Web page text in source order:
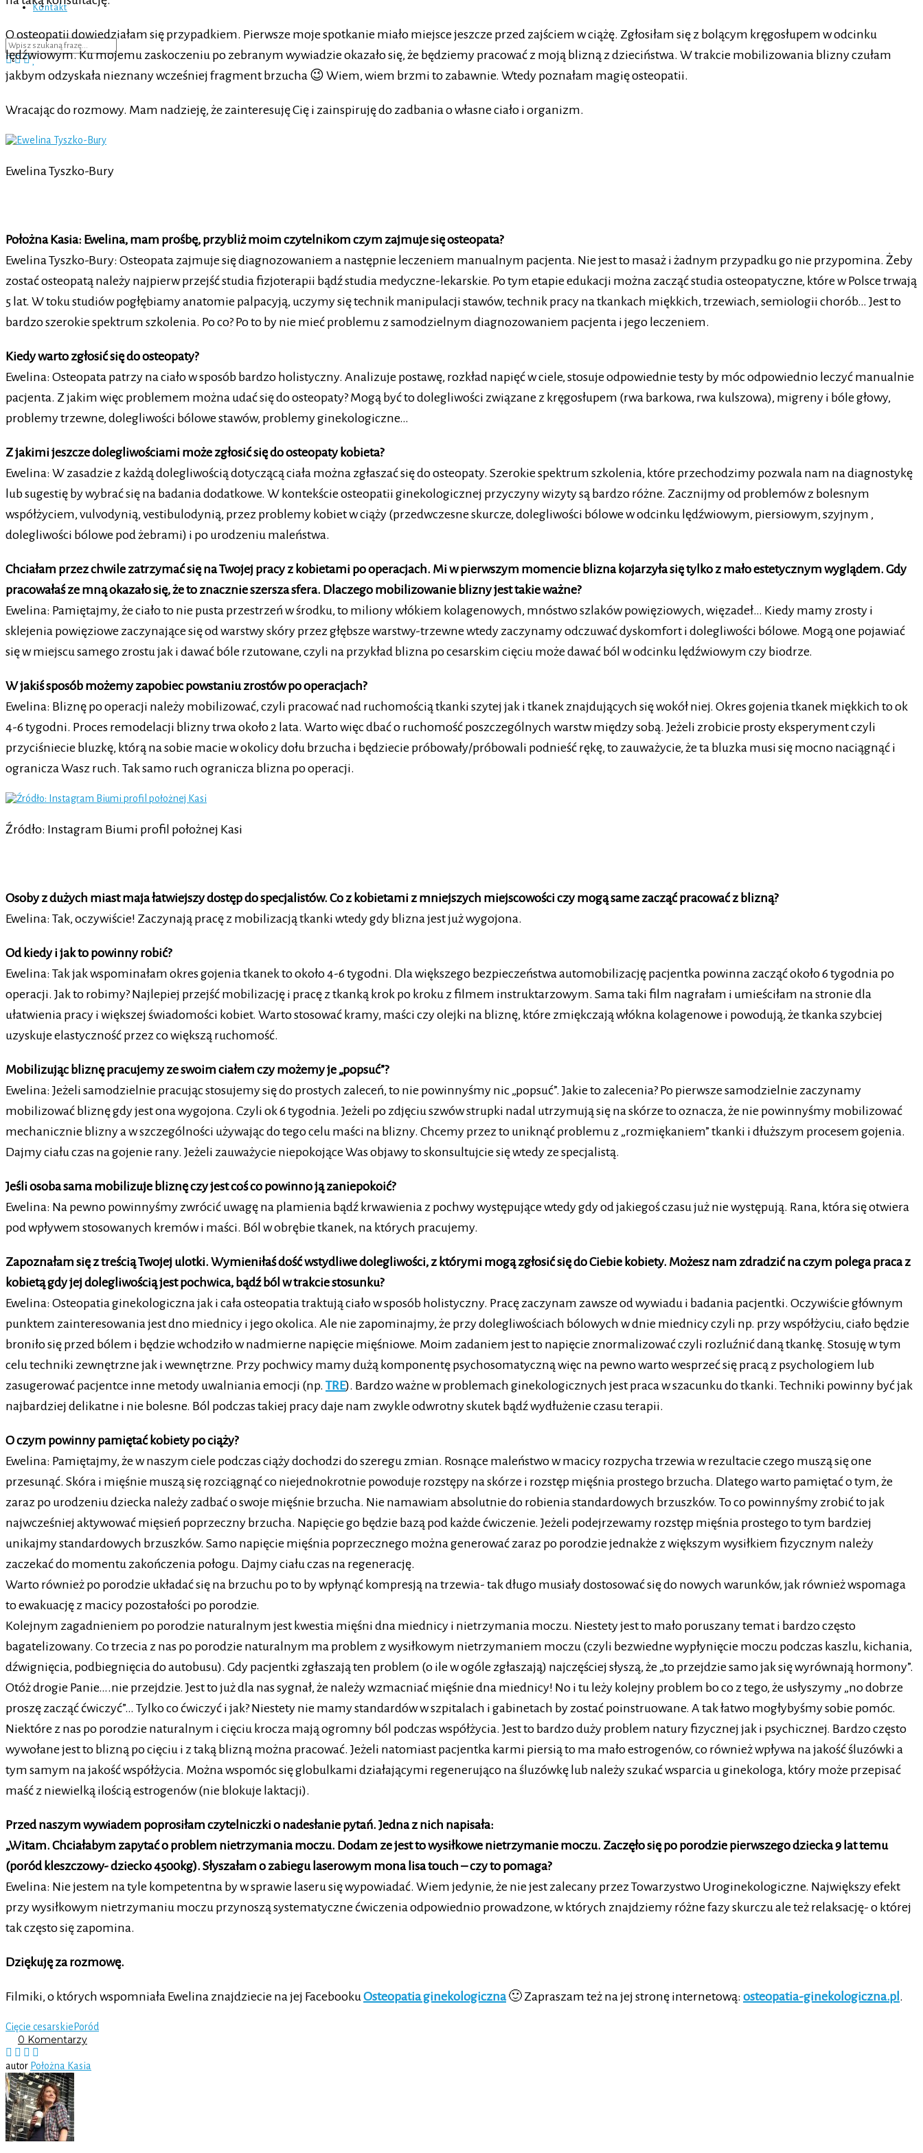
Kontakt
O osteopatii dowiedziałam się przypadkiem. Pierwsze moje spotkanie miało miejsce jeszcze przed zajściem w ciążę. Zgłosiłam się z bolącym kręgosłupem w odcinku
lędźwiowym. Ku mojemu zaskoczeniu po zebranym wywiadzie okazało się, że będziemy pracować z moją blizną z dzieciństwa. W trakcie mobilizowania blizny czułam
jakbym odzyskała nieznany wcześniej fragment brzucha 😉 Wiem, wiem brzmi to zabawnie. Wtedy poznałam magię osteopatii.
Wracając do rozmowy. Mam nadzieję, że zainteresuję Cię i zainspiruję do zadbania o własne ciało i organizm.
Ewelina Tyszko-Bury
Położna Kasia: Ewelina, mam prośbę, przybliż moim czytelnikom czym zajmuje się osteopata?
Ewelina Tyszko-Bury: Osteopata zajmuje się diagnozowaniem a następnie leczeniem manualnym pacjenta. Nie jest to masaż i żadnym przypadku go nie przypomina. Żeby
zostać osteopatą należy najpierw przejść studia fizjoterapii bądź studia medyczne-lekarskie. Po tym etapie edukacji można zacząć studia osteopatyczne, które w Polsce trwają
5 lat. W toku studiów pogłębiamy anatomie palpacyją, uczymy się technik manipulacji stawów, technik pracy na tkankach miękkich, trzewiach, semiologii chorób… Jest to
bardzo szerokie spektrum szkolenia. Po co? Po to by nie mieć problemu z samodzielnym diagnozowaniem pacjenta i jego leczeniem.
Kiedy warto zgłosić się do osteopaty?
Ewelina: Osteopata patrzy na ciało w sposób bardzo holistyczny. Analizuje postawę, rozkład napięć w ciele, stosuje odpowiednie testy by móc odpowiednio leczyć manualnie
pacjenta. Z jakim więc problemem można udać się do osteopaty? Mogą być to dolegliwości związane z kręgosłupem (rwa barkowa, rwa kulszowa), migreny i bóle głowy,
problemy trzewne, dolegliwości bólowe stawów, problemy ginekologiczne…
Z jakimi jeszcze dolegliwościami może zgłosić się do osteopaty kobieta?
Ewelina: W zasadzie z każdą dolegliwością dotyczącą ciała można zgłaszać się do osteopaty. Szerokie spektrum szkolenia, które przechodzimy pozwala nam na diagnostykę
lub sugestię by wybrać się na badania dodatkowe. W kontekście osteopatii ginekologicznej przyczyny wizyty są bardzo różne. Zacznijmy od problemów z bolesnym
współżyciem, vulvodynią, vestibulodynią, przez problemy kobiet w ciąży (przedwczesne skurcze, dolegliwości bólowe w odcinku lędźwiowym, piersiowym, szyjnym ,
dolegliwości bólowe pod żebrami) i po urodzeniu maleństwa.
Chciałam przez chwile zatrzymać się na Twojej pracy z kobietami po operacjach. Mi w pierwszym momencie blizna kojarzyła się tylko z mało estetycznym wyglądem. Gdy
pracowałaś ze mną okazało się, że to znacznie szersza sfera. Dlaczego mobilizowanie blizny jest takie ważne?
Ewelina: Pamiętajmy, że ciało to nie pusta przestrzeń w środku, to miliony włókiem kolagenowych, mnóstwo szlaków powięziowych, więzadeł… Kiedy mamy zrosty i
sklejenia powięziowe zaczynające się od warstwy skóry przez głębsze warstwy-trzewne wtedy zaczynamy odczuwać dyskomfort i dolegliwości bólowe. Mogą one pojawiać
się w miejscu samego zrostu jak i dawać bóle rzutowane, czyli na przykład blizna po cesarskim cięciu może dawać ból w odcinku lędźwiowym czy biodrze.
W jakiś sposób możemy zapobiec powstaniu zrostów po operacjach?
Ewelina: Bliznę po operacji należy mobilizować, czyli pracować nad ruchomością tkanki szytej jak i tkanek znajdujących się wokół niej. Okres gojenia tkanek miękkich to ok
4-6 tygodni. Proces remodelacji blizny trwa około 2 lata. Warto więc dbać o ruchomość poszczególnych warstw między sobą. Jeżeli zrobicie prosty eksperyment czyli
przyciśniecie bluzkę, którą na sobie macie w okolicy dołu brzucha i będziecie próbowały/próbowali podnieść rękę, to zauważycie, że ta bluzka musi się mocno naciągnąć i
ogranicza Wasz ruch. Tak samo ruch ogranicza blizna po operacji.
Źródło: Instagram Biumi profil położnej Kasi
Osoby z dużych miast maja łatwiejszy dostęp do specjalistów. Co z kobietami z mniejszych miejscowości czy mogą same zacząć pracować z blizną?
Ewelina: Tak, oczywiście! Zaczynają pracę z mobilizacją tkanki wtedy gdy blizna jest już wygojona.
Od kiedy i jak to powinny robić?
Ewelina: Tak jak wspominałam okres gojenia tkanek to około 4-6 tygodni. Dla większego bezpieczeństwa automobilizację pacjentka powinna zacząć około 6 tygodnia po
operacji. Jak to robimy? Najlepiej przejść mobilizację i pracę z tkanką krok po kroku z filmem instruktarzowym. Sama taki film nagrałam i umieściłam na stronie dla
ułatwienia pracy i większej świadomości kobiet. Warto stosować kramy, maści czy olejki na bliznę, które zmiękczają włókna kolagenowe i powodują, że tkanka szybciej
uzyskuje elastyczność przez co większą ruchomość.
Mobilizując bliznę pracujemy ze swoim ciałem czy możemy je „popsuć”?
Ewelina: Jeżeli samodzielnie pracując stosujemy się do prostych zaleceń, to nie powinnyśmy nic „popsuć”. Jakie to zalecenia? Po pierwsze samodzielnie zaczynamy
mobilizować bliznę gdy jest ona wygojona. Czyli ok 6 tygodnia. Jeżeli po zdjęciu szwów strupki nadal utrzymują się na skórze to oznacza, że nie powinnyśmy mobilizować
mechanicznie blizny a w szczególności używając do tego celu maści na blizny. Chcemy przez to uniknąć problemu z „rozmiękaniem” tkanki i dłuższym procesem gojenia.
Dajmy ciału czas na gojenie rany. Jeżeli zauważycie niepokojące Was objawy to skonsultujcie się wtedy ze specjalistą.
Jeśli osoba sama mobilizuje bliznę czy jest coś co powinno ją zaniepokoić?
Ewelina: Na pewno powinnyśmy zwrócić uwagę na plamienia bądź krwawienia z pochwy występujące wtedy gdy od jakiegoś czasu już nie występują. Rana, która się otwiera
pod wpływem stosowanych kremów i maści. Ból w obrębie tkanek, na których pracujemy.
Zapoznałam się z treścią Twojej ulotki. Wymieniłaś dość wstydliwe dolegliwości, z którymi mogą zgłosić się do Ciebie kobiety. Możesz nam zdradzić na czym polega praca z
kobietą gdy jej dolegliwością jest pochwica, bądź ból w trakcie stosunku?
Ewelina: Osteopatia ginekologiczna jak i cała osteopatia traktują ciało w sposób holistyczny. Pracę zaczynam zawsze od wywiadu i badania pacjentki. Oczywiście głównym
punktem zainteresowania jest dno miednicy i jego okolica. Ale nie zapominajmy, że przy dolegliwościach bólowych w dnie miednicy czyli np. przy współżyciu, ciało będzie
broniło się przed bólem i będzie wchodziło w nadmierne napięcie mięśniowe. Moim zadaniem jest to napięcie znormalizować czyli rozluźnić daną tkankę. Stosuję w tym
celu techniki zewnętrzne jak i wewnętrzne. Przy pochwicy mamy dużą komponentę psychosomatyczną więc na pewno warto wesprzeć się pracą z psychologiem lub
zasugerować pacjentce inne metody uwalniania emocji (np. TRE). Bardzo ważne w problemach ginekologicznych jest praca w szacunku do tkanki. Techniki powinny być jak
najbardziej delikatne i nie bolesne. Ból podczas takiej pracy daje nam zwykle odwrotny skutek bądź wydłużenie czasu terapii.
O czym powinny pamiętać kobiety po ciąży?
Ewelina: Pamiętajmy, że w naszym ciele podczas ciąży dochodzi do szeregu zmian. Rosnące maleństwo w macicy rozpycha trzewia w rezultacie czego muszą się one
przesunąć. Skóra i mięśnie muszą się rozciągnąć co niejednokrotnie powoduje rozstępy na skórze i rozstęp mięśnia prostego brzucha. Dlatego warto pamiętać o tym, że
zaraz po urodzeniu dziecka należy zadbać o swoje mięśnie brzucha. Nie namawiam absolutnie do robienia standardowych brzuszków. To co powinnyśmy zrobić to jak
najwcześniej aktywować mięsień poprzeczny brzucha. Napięcie go będzie bazą pod każde ćwiczenie. Jeżeli podejrzewamy rozstęp mięśnia prostego to tym bardziej
unikajmy standardowych brzuszków. Samo napięcie mięśnia poprzecznego można generować zaraz po porodzie jednakże z większym wysiłkiem fizycznym należy
zaczekać do momentu zakończenia połogu. Dajmy ciału czas na regenerację.
Warto również po porodzie układać się na brzuchu po to by wpłynąć kompresją na trzewia- tak długo musiały dostosować się do nowych warunków, jak również wspomaga
to ewakuację z macicy pozostałości po porodzie.
Kolejnym zagadnieniem po porodzie naturalnym jest kwestia mięśni dna miednicy i nietrzymania moczu. Niestety jest to mało poruszany temat i bardzo często
bagatelizowany. Co trzecia z nas po porodzie naturalnym ma problem z wysiłkowym nietrzymaniem moczu (czyli bezwiedne wypłynięcie moczu podczas kaszlu, kichania,
dźwignięcia, podbiegnięcia do autobusu). Gdy pacjentki zgłaszają ten problem (o ile w ogóle zgłaszają) najczęściej słyszą, że „to przejdzie samo jak się wyrównają hormony”.
Otóż drogie Panie….nie przejdzie. Jest to już dla nas sygnał, że należy wzmacniać mięśnie dna miednicy! No i tu leży kolejny problem bo co z tego, że usłyszymy „no dobrze
proszę zacząć ćwiczyć”… Tylko co ćwiczyć i jak? Niestety nie mamy standardów w szpitalach i gabinetach by zostać poinstruowane. A tak łatwo mogłybyśmy sobie pomóc.
Niektóre z nas po porodzie naturalnym i cięciu krocza mają ogromny ból podczas współżycia. Jest to bardzo duży problem natury fizycznej jak i psychicznej. Bardzo często
wywołane jest to blizną po cięciu i z taką blizną można pracować. Jeżeli natomiast pacjentka karmi piersią to ma mało estrogenów, co również wpływa na jakość śluzówki a
tym samym na jakość współżycia. Można wspomóc się globulkami działającymi regenerująco na śluzówkę lub należy szukać wsparcia u ginekologa, który może przepisać
maść z niewielką ilością estrogenów (nie blokuje laktacji).
Przed naszym wywiadem poprosiłam czytelniczki o nadesłanie pytań. Jedna z nich napisała:
„Witam. Chciałabym zapytać o problem nietrzymania moczu. Dodam ze jest to wysiłkowe nietrzymanie moczu. Zaczęło się po porodzie pierwszego dziecka 9 lat temu
(poród kleszczowy- dziecko 4500kg). Słyszałam o zabiegu laserowym mona lisa touch – czy to pomaga?
Ewelina: Nie jestem na tyle kompetentna by w sprawie laseru się wypowiadać. Wiem jedynie, że nie jest zalecany przez Towarzystwo Uroginekologiczne. Największy efekt
przy wysiłkowym nietrzymaniu moczu przynoszą systematyczne ćwiczenia odpowiednio prowadzone, w których znajdziemy różne fazy skurczu ale też relaksację- o której
tak często się zapomina.
Dziękuję za rozmowę.
Filmiki, o których wspomniała Ewelina znajdziecie na jej FacebookuOsteopatia ginekologiczna🙂 Zapraszam też na jej stronę internetową: osteopatia-ginekologiczna.pl .
Cięcie cesarskie Poród
0 Komentarzy
autor Położna Kasia